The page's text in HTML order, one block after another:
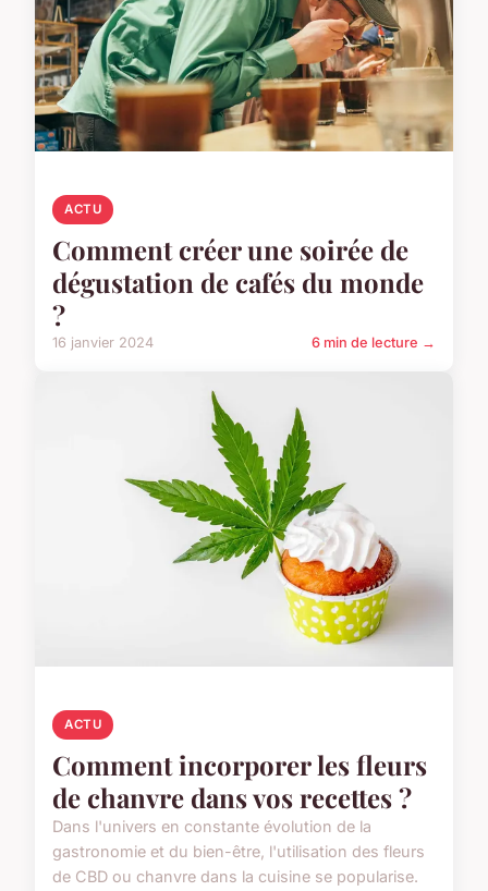
ACTU
Comment créer une soirée de
dégustation de cafés du monde
?
16 janvier 2024 6 min de lecture →
ACTU
Comment incorporer les fleurs
de chanvre dans vos recettes ?
Dans l'univers en constante évolution de la
gastronomie et du bien-être, l'utilisation des fleurs
de CBD ou chanvre dans la cuisine se popularise.